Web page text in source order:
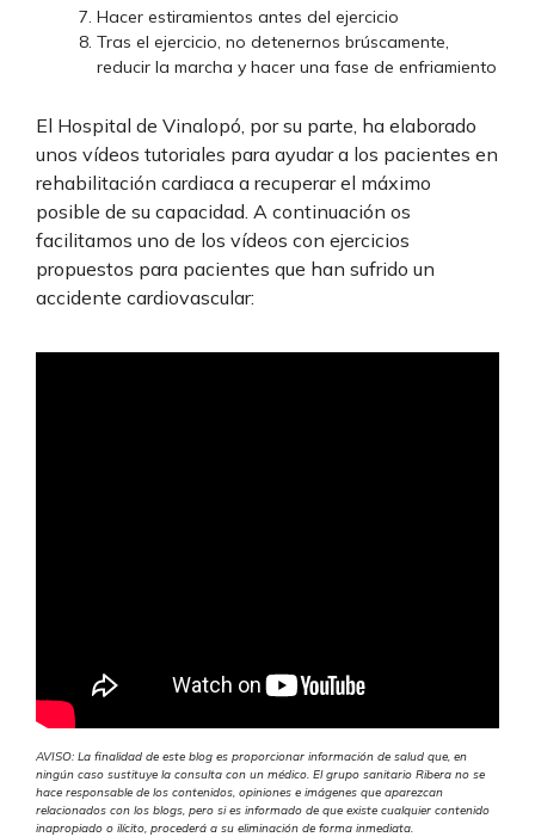
Hacer estiramientos antes del ejercicio
Tras el ejercicio, no detenernos brúscamente,
reducir la marcha y hacer una fase de enfriamiento
El Hospital de Vinalopó, por su parte, ha elaborado
unos vídeos tutoriales para ayudar a los pacientes en
rehabilitación cardiaca a recuperar el máximo
posible de su capacidad. A continuación os
facilitamos uno de los vídeos con ejercicios
propuestos para pacientes que han sufrido un
accidente cardiovascular:
AVISO: La finalidad de este blog es proporcionar información de salud que, en
ningún caso sustituye la consulta con un médico. El grupo sanitario Ribera no se
hace responsable de los contenidos, opiniones e imágenes que aparezcan
relacionados con los blogs, pero si es informado de que existe cualquier contenido
inapropiado o ilícito, procederá a su eliminación de forma inmediata.